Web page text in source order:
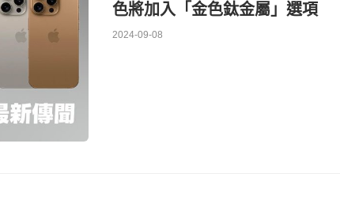
色將加入「金色鈦金屬」選項
2024-09-08